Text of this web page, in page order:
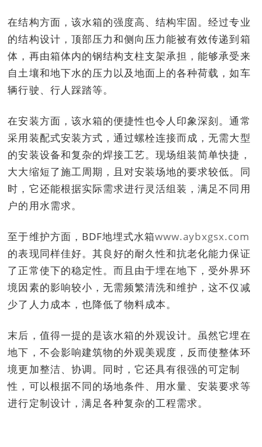
在结构方面，该水箱的强度高、结构牢固。经过专业
的结构设计，顶部压力和侧向压力能被有效传递到箱
体，再由箱体内的钢结构支柱支架承担，能够承受来
自土壤和地下水的压力以及地面上的各种荷载，如车
辆行驶、行人踩踏等。
在安装方面，该水箱的便捷性也令人印象深刻。通常
采用装配式安装方式，通过螺栓连接而成，无需大型
的安装设备和复杂的焊接工艺。现场组装简单快捷，
大大缩短了施工周期，且对安装场地的要求较低。同
时，它还能根据实际需求进行灵活组装，满足不同用
户的用水需求。
至于维护方面，BDF地埋式水箱www.aybxgsx.com
的表现同样佳好。其良好的耐久性和抗老化能力保证
了正常使下的稳定性。而且由于埋在地下，受外界环
境因素的影响较小，无需频繁清洗和维护，这不仅减
少了人力成本，也降低了物料成本。
末后，值得一提的是该水箱的外观设计。虽然它埋在
地下，不会影响建筑物的外观美观度，反而使整体环
境更加整洁、协调。同时，它还具有很强的可定制
性，可以根据不同的场地条件、用水量、安装要求等
进行定制设计，满足各种复杂的工程需求。